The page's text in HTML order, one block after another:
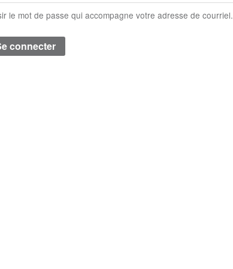
le mot de passe qui accompagne votre adresse de courriel.